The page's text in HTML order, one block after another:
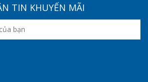
TIN KHUYẾN MÃI